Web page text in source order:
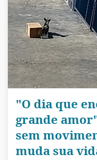
"O dia que
grande
sem
muda sua